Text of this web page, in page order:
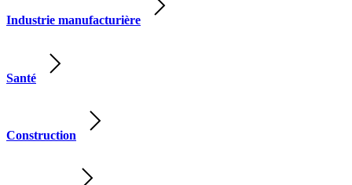
Industrie manufacturière
Santé
Construction